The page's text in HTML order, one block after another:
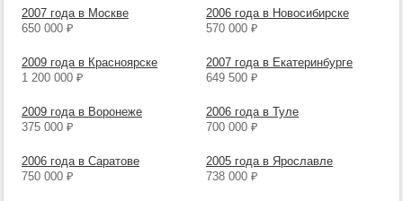
2007 года в Москве
650 000 ₽
2006 года в Новосибирске
570 000 ₽
2009 года в Красноярске
1 200 000 ₽
2007 года в Екатеринбурге
649 500 ₽
2009 года в Воронеже
375 000 ₽
2006 года в Туле
700 000 ₽
2006 года в Саратове
750 000 ₽
2005 года в Ярославле
738 000 ₽